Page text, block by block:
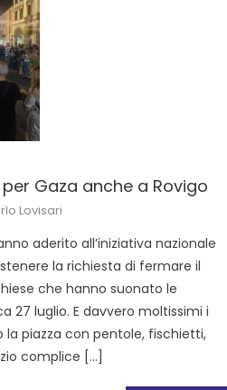
Gaza anche a Rovigo
Lovisari
aderito all’iniziativa nazionale
la richiesta di fermare il
che hanno suonato le
27 luglio. E davvero moltissimi i
piazza con pentole, fischietti,
complice […]